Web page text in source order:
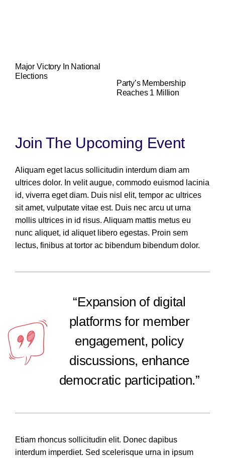
Major Victory In National
Elections
Party’s Membership
Reaches 1 Million
Join The Upcoming Event
Aliquam eget lacus sollicitudin interdum diam am
ultrices dolor. In velit augue, commodo euismod lacinia
id, viverra eget diam. Duis nisl elit, tempor ac ultrices
sit amet, vulputate vitae est. Duis nec arcu ut urna
mollis ultrices in id risus. Aliquam mattis metus eu
nunc aliquet, id aliquet libero egestas. Proin sem
lectus, finibus at tortor ac bibendum bibendum dolor.
“Expansion of digital
platforms for member
engagement, policy
discussions, enhance
democratic participation.”
Etiam rhoncus sollicitudin elit. Donec dapibus
interdum imperdiet. Sed scelerisque urna in ipsum